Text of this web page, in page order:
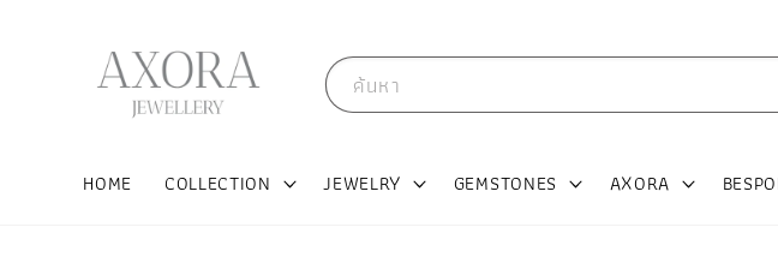
ค้นหา
HOME COLLECTION JEWELRY GEMSTONES AXORA